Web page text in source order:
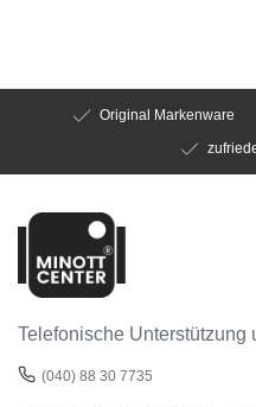
Original Markenware
Telefonische Unterstützung
(040) 88 30 7735